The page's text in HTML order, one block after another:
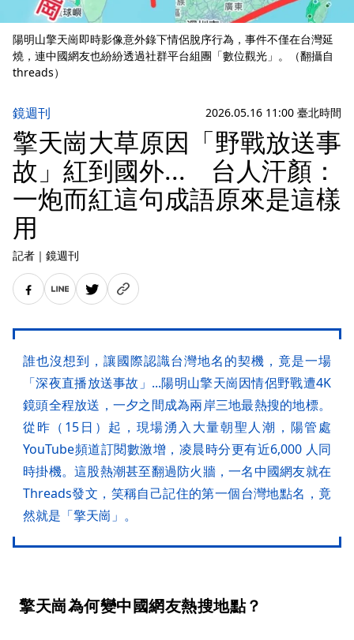
陽明山擎天崗即時影像意外錄下情侶脫序行為，事件不僅在台灣延
燒，連中國網友也紛紛透過社群平台組團「數位觀光」。（翻攝自
threads）
鏡週刊 2026.05.16 11:00 臺北時間
擎天崗大草原因「野戰放送事
故」紅到國外... 台人汗顏：
一炮而紅這句成語原來是這樣
用
記者 ｜ 鏡週刊
誰也沒想到，讓國際認識台灣地名的契機，竟是一場
「深夜直播放送事故」...陽明山擎天崗因情侶野戰遭4K
鏡頭全程放送，一夕之間成為兩岸三地最熱搜的地標。
從昨（15日）起，現場湧入大量朝聖人潮，陽管處
YouTube頻道訂閱數激增，凌晨時分更有近6,000 人同
時掛機。這股熱潮甚至翻過防火牆，一名中國網友就在
Threads發文，笑稱自己記住的第一個台灣地點名，竟
然就是「擎天崗」。
擎天崗為何變中國網友熱搜地點？